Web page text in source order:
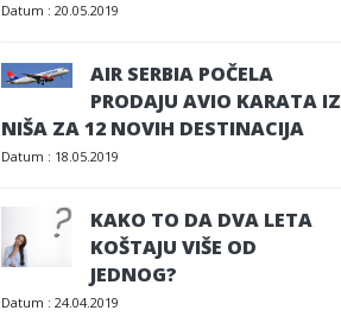
Datum : 20.05.2019
AIR SERBIA POČELA
PRODAJU AVIO KARATA IZ
NIŠA ZA 12 NOVIH DESTINACIJA
Datum : 18.05.2019
KAKO TO DA DVA LETA
KOŠTAJU VIŠE OD
JEDNOG?
Datum : 24.04.2019